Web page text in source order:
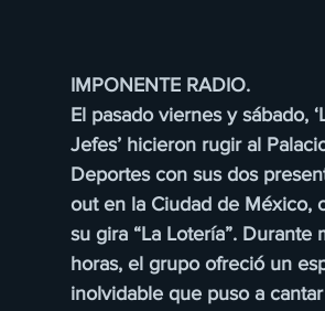
IMPONENTE RADIO.
El pasado viernes y sábado,
Jefes’ hicieron rugir al
Deportes con sus dos
out en la Ciudad de México,
su gira “La Lotería”. Durante
horas, el grupo ofreció un
inolvidable que puso a